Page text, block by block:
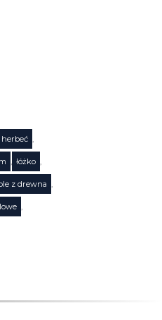
herbeć ,
, łóżko ,
z drewna ,
,